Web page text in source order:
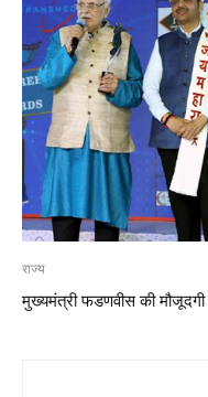
राज्य
मुख्यमंत्री फडणवीस की